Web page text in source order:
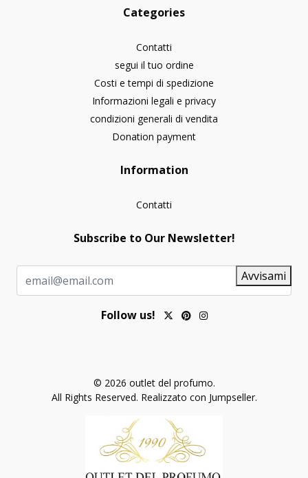
Categories
Contatti
segui il tuo ordine
Costi e tempi di spedizione
Informazioni legali e privacy
condizioni generali di vendita
Donation payment
Information
Contatti
Subscribe to Our Newsletter!
Avvisami
Follow us!
© 2026 outlet del profumo.
All Rights Reserved. Realizzato con Jumpseller.